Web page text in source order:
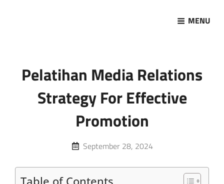
MENU
Pelatihan Media Relations
Strategy For Effective
Promotion
Posted
September 28, 2024
Table of Contents